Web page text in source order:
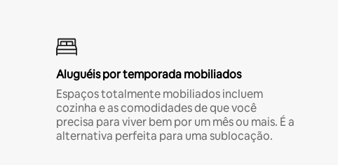
Aluguéis por temporada mobiliados
Espaços totalmente mobiliados incluem
cozinha e as comodidades de que você
precisa para viver bem por um mês ou mais. É a
alternativa perfeita para uma sublocação.